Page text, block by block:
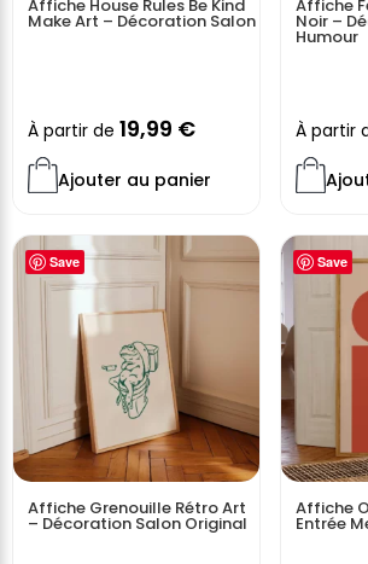
Affiche House Rules Be Kind
Make Art – Décoration Salon
À partir de 19,99 €
Ajouter au panier
Affiche
Noir –
Humour
À partir
Save
Affiche Grenouille Rétro Art
– Décoration Salon Original
Save
Affiche
Entrée